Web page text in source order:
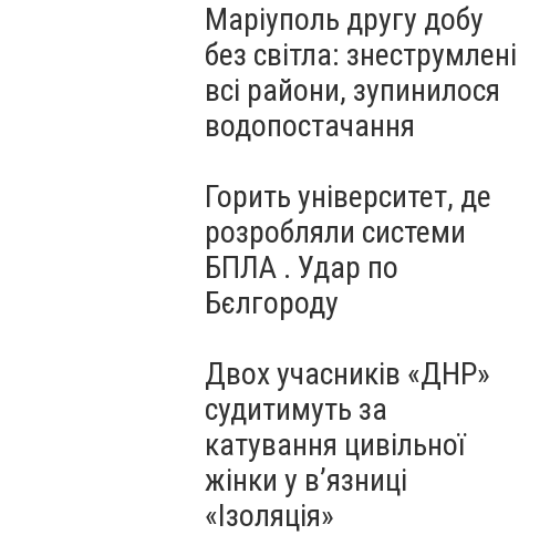
Маріуполь другу добу
без світла: знеструмлені
всі райони, зупинилося
водопостачання
Горить університет, де
розробляли системи
БПЛА . Удар по
Бєлгороду
Двох учасників «ДНР»
судитимуть за
катування цивільної
жінки у в’язниці
«Ізоляція»